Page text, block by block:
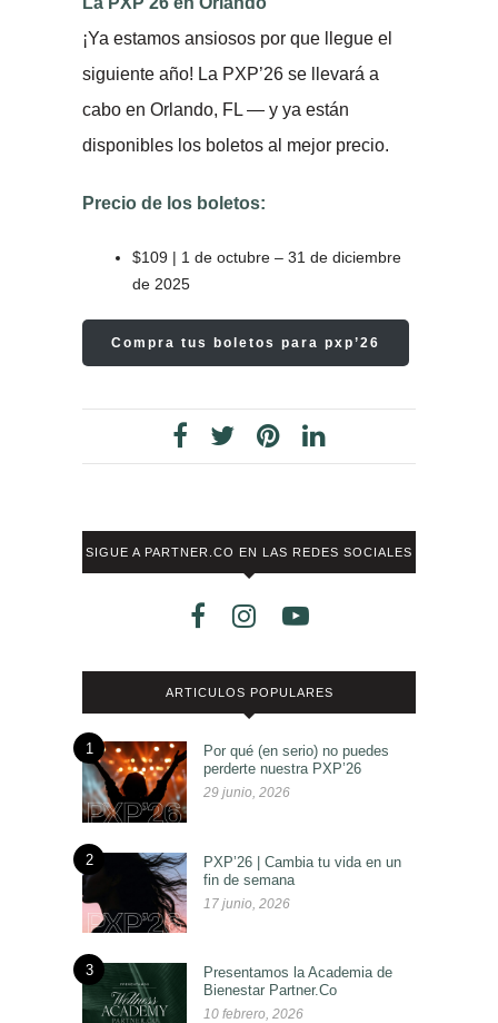
¡Ya estamos ansiosos por que llegue el
siguiente año! La PXP’26 se llevará a
cabo en Orlando, FL — y ya están
disponibles los boletos al mejor precio.
Precio de los boletos:
$109 | 1 de octubre – 31 de diciembre
de 2025
Compra tus boletos para pxp’26
SIGUE A PARTNER.CO EN LAS REDES SOCIALES
ARTICULOS POPULARES
1
Por qué (en serio) no puedes
perderte nuestra PXP’26
29 junio, 2026
2
PXP’26 | Cambia tu vida en un
fin de semana
17 junio, 2026
3
Presentamos la Academia de
Bienestar Partner.Co
10 febrero, 2026